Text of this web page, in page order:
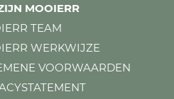
MOOIERR
TEAM
WERKWIJZE
VOORWAARDEN